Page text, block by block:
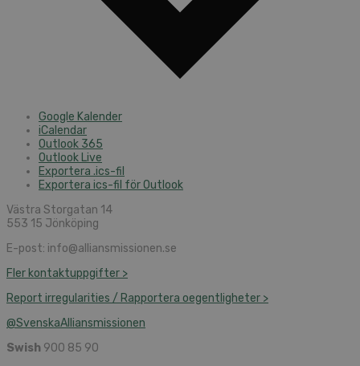
Google Kalender
iCalendar
Outlook 365
Outlook Live
Exportera .ics-fil
Exportera ics-fil för Outlook
Västra Storgatan 14
553 15 Jönköping
E-post: info@alliansmissionen.se
Fler kontaktuppgifter >
Report irregularities / Rapportera oegentligheter >
@SvenskaAlliansmissionen
Swish 900 85 90